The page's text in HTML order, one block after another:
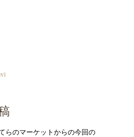
らのマーケットからの今回の